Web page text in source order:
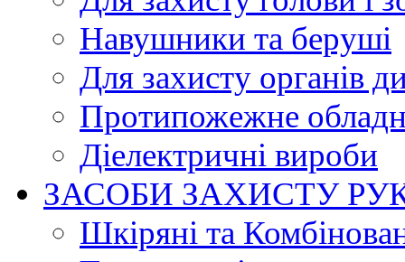
Навушники та беруші
Для захисту органів
Протипожежне
Діелектричні вироби
ЗАСОБИ ЗАХИСТУ
Шкіряні та